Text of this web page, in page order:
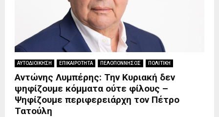
ΑΥΤΟΔΙΟΙΚΗΣΗ ΕΠΙΚΑΙΡΟΤΗΤΑ ΠΕΛΟΠΟΝΝΗΣΟΣ ΠΟΛΙΤΙΚΗ
Αντώνης Λυμπέρης: Την Κυριακή δεν
ψηφίζουμε κόμματα ούτε φίλους –
Ψηφίζουμε περιφερειάρχη τον Πέτρο
Τατούλη